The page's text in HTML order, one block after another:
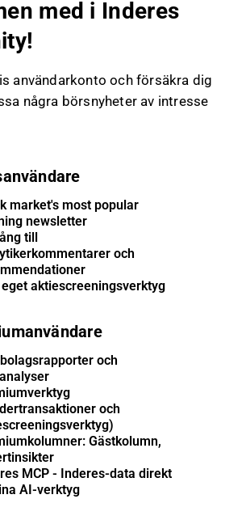
med i Inderes
användarkonto och försäkra dig
några börsnyheter av intresse
market's most popular
newsletter
till
och
aktiescreeningsverktyg
och
och
Gästkolumn,
MCP - Inderes-data direkt
AI-verktyg